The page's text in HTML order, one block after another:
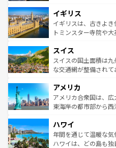
いる。シャンパンの発
香り高いラベンダー
らに、パリ以外の地
れる地方に足を運ぶと
きるだろう
を参照してほしい。
顔を持つこの国は、ど
ルリンの文化的活気
してライン川沿いの
は、お酒好きな人にはぜひ体
ドイツ情報はコンテン
イギリス
イギリスは、古きよ
トミンスター寺院や
リアごとに異なる魅力
ティー、ビール好き
戦など、本場だから
ンツ一覧を参照してほ
スイス
スイスの国土面積は
な交通網が整備され
の建物がそのまま残る
博物館もあり、アルプ
ことができる。国民
ば市内交通費無料で観光を
着のスイス情報はコン
アメリカ
アメリカ合衆国は、広
東海岸の都市部から
のような巨大都市は、
ンメントが詰まった
西部には大自然が広
ハワイ
年間を通じて温暖な
ハワイは、どの島も